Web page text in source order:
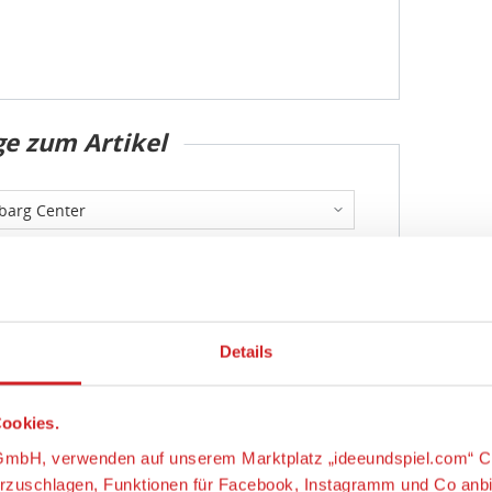
Details
verwenden auf unserem Marktplatz „ideeundspiel.com“
Funktionen für Facebook, Instagramm und Co
zum Artikel